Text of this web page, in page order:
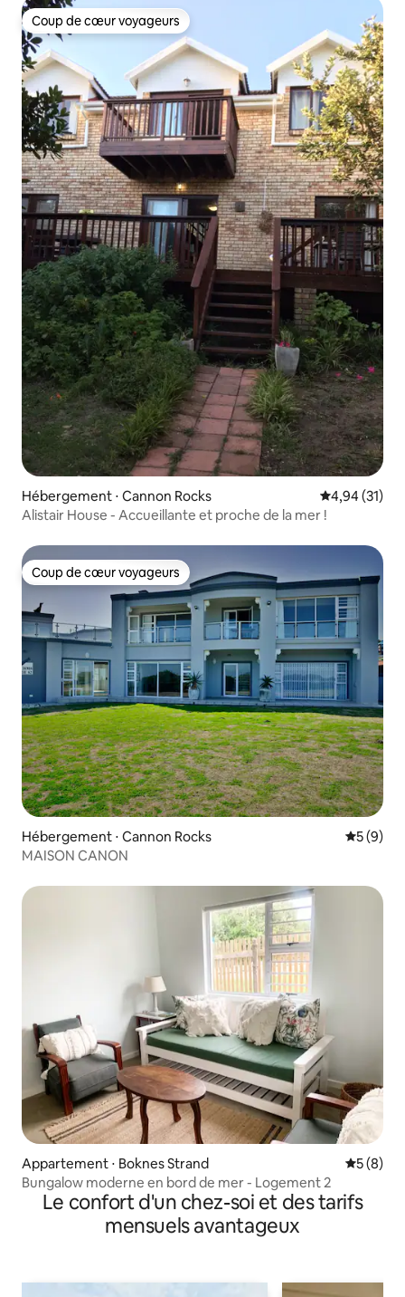
Coup de cœur voyageurs
Coup de cœur voyageurs
Hébergement ⋅ Cannon Rocks Évaluation
4,94 (31)
Alistair House - Accueillante et proche de la mer !
Coup de cœur voyageurs
Coup de cœur voyageurs
Hébergement ⋅ Cannon Rocks
5 (9)
MAISON CANON
Appartement ⋅ Boknes Strand
5 (8)
Bungalow moderne en bord de mer - Logement 2
Le confort d'un chez-soi et des tarifs
mensuels avantageux